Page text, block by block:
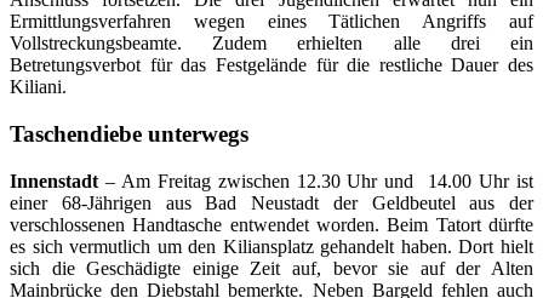
Ermittlungsverfahren wegen eines Tätlichen Angriffs auf
Vollstreckungsbeamte. Zudem erhielten alle drei ein
Betretungsverbot für das Festgelände für die restliche Dauer des
Kiliani.
Taschendiebe unterwegs
Innenstadt – Am Freitag zwischen 12.30 Uhr und 14.00 Uhr ist
einer 68-Jährigen aus Bad Neustadt der Geldbeutel aus der
verschlossenen Handtasche entwendet worden. Beim Tatort dürfte
es sich vermutlich um den Kiliansplatz gehandelt haben. Dort hielt
sich die Geschädigte einige Zeit auf, bevor sie auf der Alten
Mainbrücke den Diebstahl bemerkte. Neben Bargeld fehlen auch